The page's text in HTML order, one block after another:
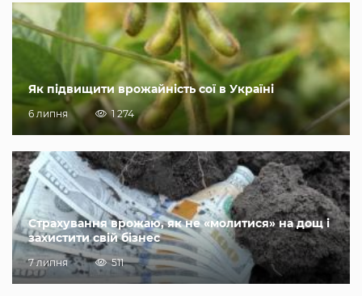
Як підвищити врожайність сої в Україні
6 липня 1 274
Страхування врожаю, як не «молитися» на дощ і
захистити свій бізнес
7 липня 511